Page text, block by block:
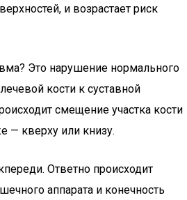
и возрастает риск
Это нарушение нормального
кости к суставной
смещение участка кости
— кверху или книзу.
Ответно происходит
аппарата и конечность